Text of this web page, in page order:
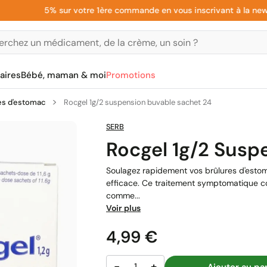
5% sur votre 1ère commande en vous inscrivant à la
Bébé, maman & moiPromotions
d'estomac Rocgel 1g/2 suspension buvable sachet 24
SERB
Rocgel 1g/2
Soulagez rapidement vos brûlures
efficace. Ce traitement symptomatique
comme...
Voir plus
Prix
4,99 €